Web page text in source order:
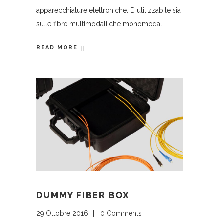
apparecchiature elettroniche. E’ utilizzabile sia
sulle fibre multimodali che monomodali.
READ MORE
DUMMY FIBER BOX
29 Ottobre 2016 0 Comments